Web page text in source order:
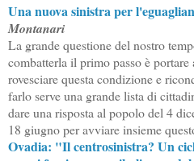
Una nuova sinistra per
Montanari
La grande questione del nostro
combatterla il primo passo è
rovesciare questa condizione e
farlo serve una grande lista di
dare una risposta al popolo del 4
18 giugno per avviare insieme
Ovadia: "Il centrosinistra? Un